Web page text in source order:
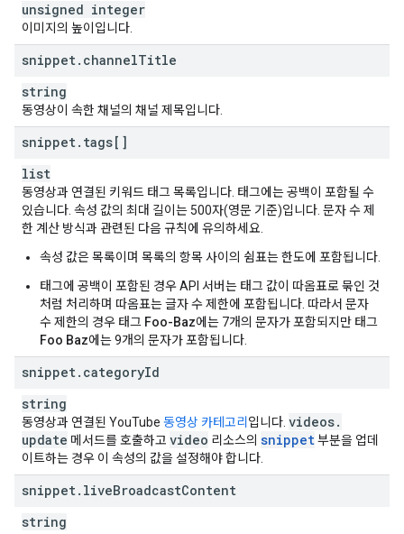
},
"statistics"
" viewCount " : string
"likeCount " : string
"
"favoriteCount": string
"commentCount": string
},
},
"player":
"embedHtml": string
,
"embedHeight ": long
,
"embedWidth " :
long
},
"topicDetails":
"topicIds": [
string
],
"relevantTopicIds
],
"topicCategories": [
string
]
},
"
"
unsigned integer
이미지의 높이입니다.
snippet. channelTitle
string
동영상이 속한 채널의 채널 제목입니다.
snippet. tags[]
list
동영상과 연결된 키워드 태그 목록입니다. 태그에는 공백이 포함될 수
있습니다. 속성 값의 최대 길이는 500자(영문 기준)입니다. 문자 수 제
한 계산 방식과 관련된 다음 규칙에 유의하세요.
속성 값은 목록이며 목록의 항목 사이의 쉼표는 한도에 포함됩니다.
태그에 공백이 포함된 경우 API 서버는 태그 값이 따옴표로 묶인 것
처럼 처리하며 따옴표는 글자 수 제한에 포함됩니다. 따라서 문자
수 제한의 경우 태그 Foo-Baz에는 7개의 문자가 포함되지만 태그
Foo Baz에는 9개의 문자가 포함됩니다.
snippet. categoryId
string
동영상과 연결된 YouTube 동영상 카테고리 입니다. videos.
update 메서드를 호출하고 video 리소스의 snippet부분을 업데
이트하는 경우 이 속성의 값을 설정해야 합니다.
snippet. liveBroadcastContent
string